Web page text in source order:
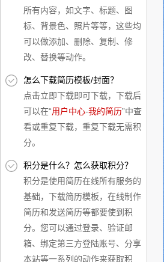
所有内容，如文字、标题、图
标、背景色、照片等等，这些均
可以做添加、删除、复制、修
改、替换等动作。
怎么下载简历模板/封面？
点击立即下载即可下载，下载后
可以在“用户中心-我的简历”中查
看或重复下载，重复下载无需积
分。
积分是什么？怎么获取积分？
积分是使用简历在线所有服务的
基础，下载简历模板，在线制作
简历和发送简历等都要使到积
分。您可以通过登录、验证邮
箱、绑定第三方登陆账号、分享
本站等一系列的动作来获取积